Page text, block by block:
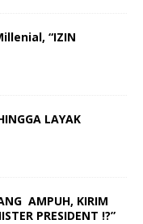
“IZIN
LAYAK
AMPUH, KIRIM
PRESIDENT !?”